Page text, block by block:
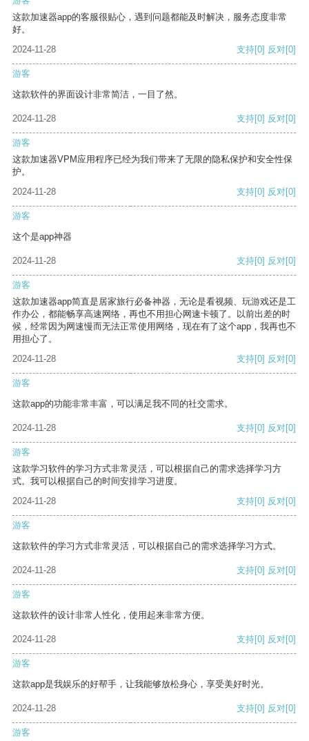
这款加速器app的客服很贴心，遇到问题都能及时解决，服务态度非常
好。
2024-11-28
支持[0] 反对[0]
游客
这款软件的界面设计非常简洁，一目了然。
2024-11-28 支持[0] 反对[0]
游客
这款加速器VPM应用程序已经为我们带来了无限的隐私保护和安全性保
护。
2024-11-28
支持[0] 反对[0]
游客
这个是app神器
2024-11-28 支持[0] 反对[0]
游客
这款加速器app简直是居家旅行必备神器，无论是看视频、玩游戏还是工
作办公，都能畅享高速网络，再也不用担心网速卡顿了。以前出差的时
候，经常因为网速慢而无法正常使用网络，现在有了这个app，我再也不
用担心了。
2024-11-28
支持[0] 反对[0]
游客
这款app的功能非常丰富，可以满足我不同的社交需求。
2024-11-28 支持[0] 反对[0]
游客
这款学习软件的学习方式非常灵活，可以根据自己的需求选择学习方
式。我可以根据自己的时间安排学习进度。
2024-11-28
支持[0] 反对[0]
游客
这款软件的学习方式非常灵活，可以根据自己的需求选择学习方式。
2024-11-28 支持[0] 反对[0]
游客
这款软件的设计非常人性化，使用起来非常方便。
2024-11-28 支持[0] 反对[0]
游客
这款app是我娱乐的好帮手，让我能够放松身心，享受美好时光。
2024-11-28 支持[0] 反对[0]
游客